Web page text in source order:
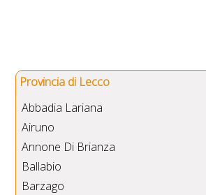
Provincia di Lecco
Abbadia Lariana
Airuno
Annone Di Brianza
Ballabio
Barzago